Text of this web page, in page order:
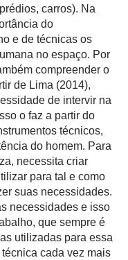
carros). Na
do
e de técnicas os
no espaço. Por
compreender o
de Lima (2014),
de intervir na
o faz a partir do
técnicos,
do homem. Para
necessita criar
para tal e como
suas necessidades.
necessidades e isso
que sempre é
utilizadas para essa
cada vez mais